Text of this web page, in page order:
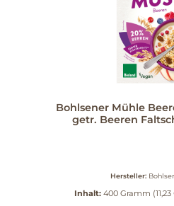
Bohlsener Mühle
getr. Beeren
Hersteller:
Inhalt: 400 Gramm